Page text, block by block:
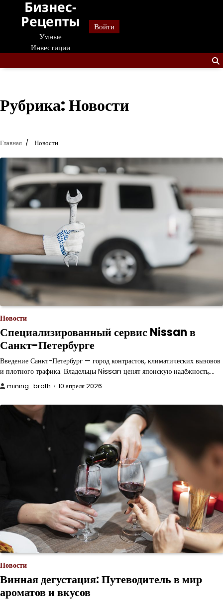
Перейти
содержанию
Бизнес-
Рецепты
Умные
Инвестиции
Войти
Рубрика:Новости
Главная Новости
Новости
Специализированный сервис Nissan в
Санкт-Петербурге
Введение Санкт-Петербург — город контрастов, климатических вызовов
и плотного трафика. Владельцы Nissan ценят японскую надёжность,…
mining_broth 10 апреля 2026
Новости
Винная дегустация: Путеводитель в мир
ароматов и вкусов